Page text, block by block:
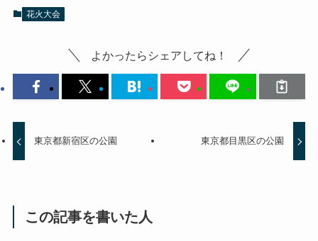
花火大会
よかったらシェアしてね！
東京都新宿区の公園 東京都目黒区の公園
この記事を書いた人